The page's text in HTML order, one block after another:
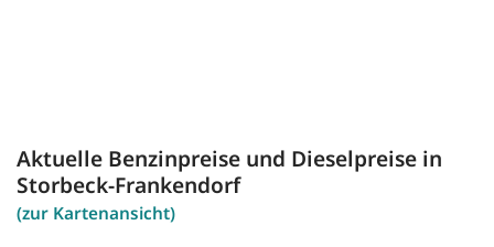
Aktuelle Benzinpreise und Dieselpreise in
Storbeck-Frankendorf
(zur Kartenansicht)